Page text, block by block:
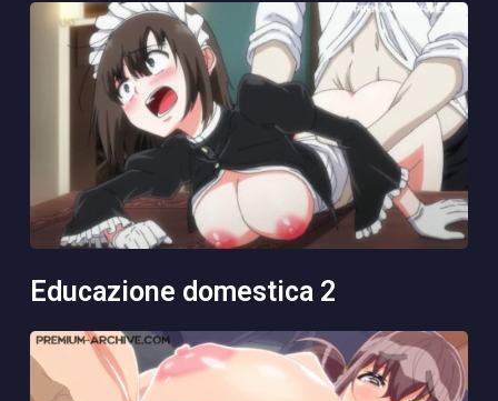
educazione domestica 2